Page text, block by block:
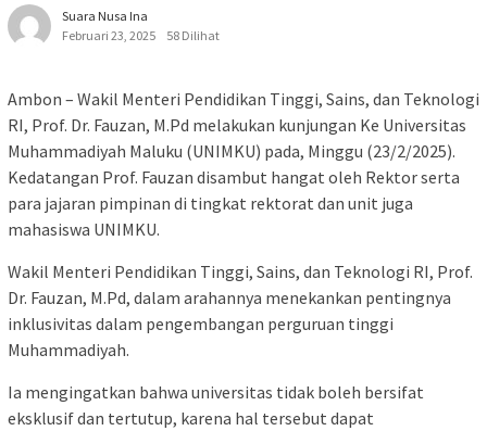
Suara Nusa Ina
Februari 23, 2025
58 Dilihat
Ambon – Wakil Menteri Pendidikan Tinggi, Sains, dan Teknologi
RI, Prof. Dr. Fauzan, M.Pd melakukan kunjungan Ke Universitas
Muhammadiyah Maluku (UNIMKU) pada, Minggu (23/2/2025).
Kedatangan Prof. Fauzan disambut hangat oleh Rektor serta
para jajaran pimpinan di tingkat rektorat dan unit juga
mahasiswa UNIMKU.
Wakil Menteri Pendidikan Tinggi, Sains, dan Teknologi RI, Prof.
Dr. Fauzan, M.Pd, dalam arahannya menekankan pentingnya
inklusivitas dalam pengembangan perguruan tinggi
Muhammadiyah.
Ia mengingatkan bahwa universitas tidak boleh bersifat
eksklusif dan tertutup, karena hal tersebut dapat